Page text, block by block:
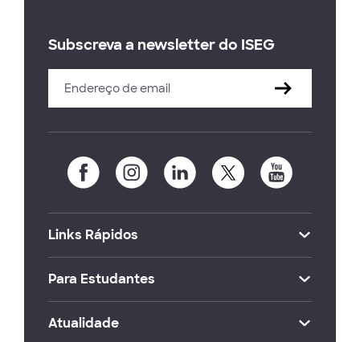
Subscreva a newsletter do ISEG
Links Rápidos
Para Estudantes
Atualidade